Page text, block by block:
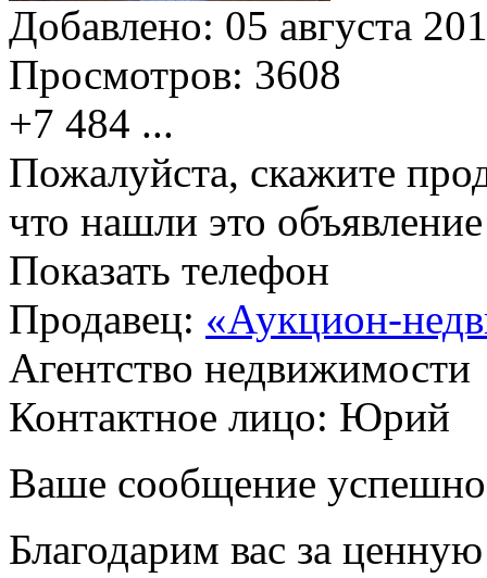
Добавлено: 05 августа
Просмотров: 3608
+7 484 ...
Пожалуйста, скажите
что нашли это
Показать телефон
Продавец: «Аукцион-
Агентство недвижимости
Контактное лицо: Юрий
Ваше сообщение успешно
Благодарим вас за